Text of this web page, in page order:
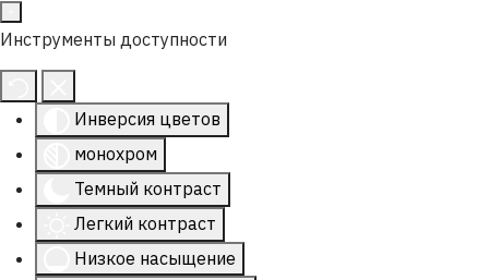
Инструменты доступности
Инверсия цветов
монохром
Темный контраст
Легкий контраст
Низкое насыщение